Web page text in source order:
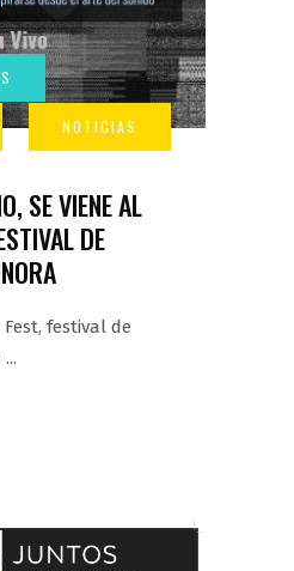
SE VIENE AL
DE
festival de